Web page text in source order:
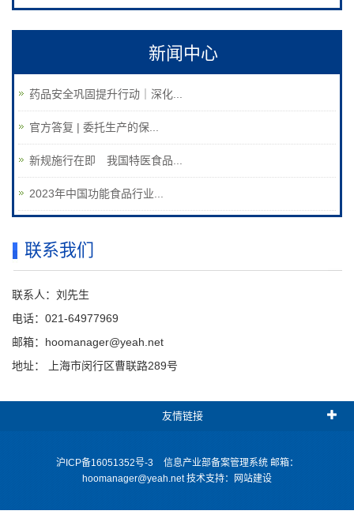
新闻中心
药品安全巩固提升行动｜深化...
官方答复 | 委托生产的保...
新规施行在即 我国特医食品...
2023年中国功能食品行业...
联系我们
联系人：刘先生
电话：021-64977969
邮箱：hoomanager@yeah.net
地址： 上海市闵行区曹联路289号
友情链接
沪ICP备16051352号-3 信息产业部备案管理系统邮箱：
hoomanager@yeah.net 技术支持：
网站建设